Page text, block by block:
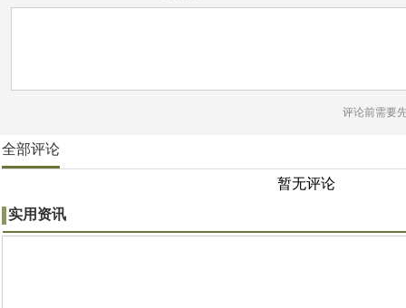
评论前需要
全部评论
暂无评论
实用资讯